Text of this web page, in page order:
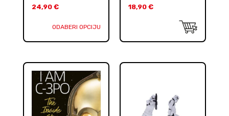
24,90 €
ODABERI OPCIJU
18,90 €